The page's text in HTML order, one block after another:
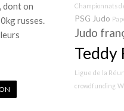
dont on
russes.
Championnats
PSG Judo
Judo
Teddy
Ligue de la
crowdfunding